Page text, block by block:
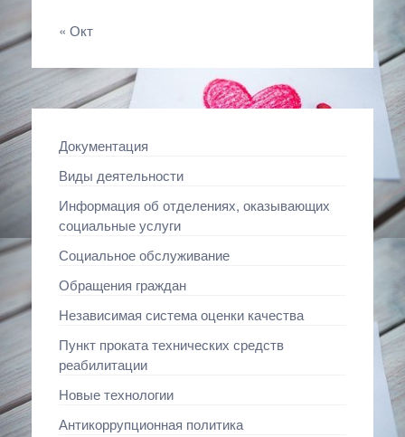
« Окт
Документация
Виды деятельности
Информация об отделениях, оказывающих
социальные услуги
Социальное обслуживание
Обращения граждан
Независимая система оценки качества
Пункт проката технических средств
реабилитации
Новые технологии
Антикоррупционная политика